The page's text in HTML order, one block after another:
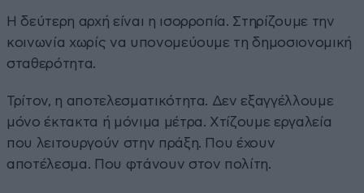
Η δεύτερη αρχή είναι η ισορροπία. Στηρίζουμε την
κοινωνία χωρίς να υπονομεύουμε τη δημοσιονομική
σταθερότητα.
Τρίτον, η αποτελεσματικότητα. Δεν εξαγγέλλουμε
μόνο έκτακτα ή μόνιμα μέτρα. Χτίζουμε εργαλεία
που λειτουργούν στην πράξη. Που έχουν
αποτέλεσμα. Που φτάνουν στον πολίτη.